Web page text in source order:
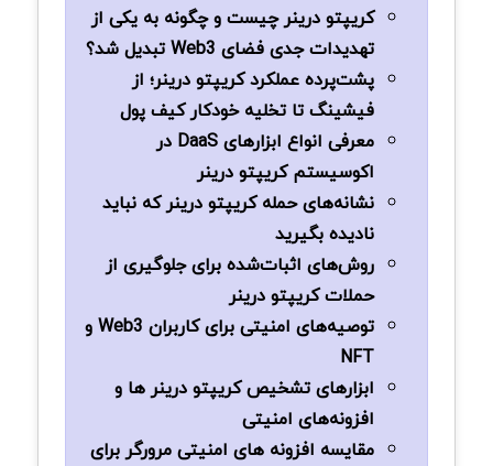
کریپتو درینر چیست و چگونه به یکی از
تهدیدات جدی فضای Web3 تبدیل شد؟
پشت‌پرده عملکرد کریپتو درینر؛ از
فیشینگ تا تخلیه خودکار کیف پول
معرفی انواع ابزارهای DaaS در
اکوسیستم کریپتو درینر
نشانه‌های حمله کریپتو درینر که نباید
نادیده بگیرید
روش‌های اثبات‌شده برای جلوگیری از
حملات کریپتو درینر
توصیه‌های امنیتی برای کاربران Web3 و
NFT
ابزارهای تشخیص کریپتو درینر ها و
افزونه‌های امنیتی
مقایسه افزونه های امنیتی مرورگر برای